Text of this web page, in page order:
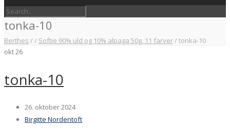
tonka-10
Berthes // Softie 90% uld og 10% alpaga 50g, 11 farver/tonka-10
okt26
tonka-10
26. oktober 2024
Birgitte Nordentoft